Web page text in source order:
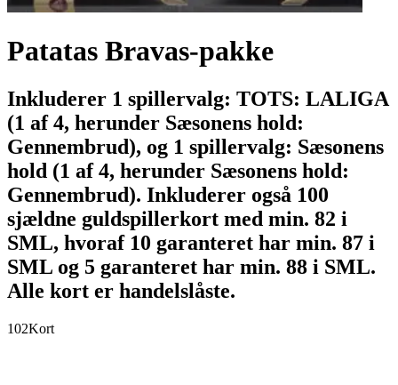
Patatas Bravas-pakke
Inkluderer 1 spillervalg: TOTS: LALIGA
(1 af 4, herunder Sæsonens hold:
Gennembrud), og 1 spillervalg: Sæsonens
hold (1 af 4, herunder Sæsonens hold:
Gennembrud). Inkluderer også 100
sjældne guldspillerkort med min. 82 i
SML, hvoraf 10 garanteret har min. 87 i
SML og 5 garanteret har min. 88 i SML.
Alle kort er handelslåste.
102Kort